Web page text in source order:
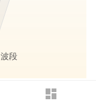
dashboard
存股收息
波段